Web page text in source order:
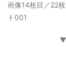
画像14枚目／22枚
ト001
▼